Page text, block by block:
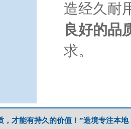
造经久耐
良好的品
求。
，才能有持久的价值！”造境专注本